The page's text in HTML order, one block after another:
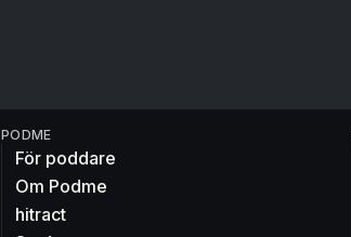
PODME
För poddare
Om Podme
hitract